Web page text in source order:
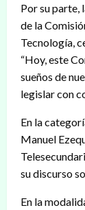
Por su parte,
de la
Tecnología,
“Hoy, este
sueños de
legislar con
En la
Manuel
su discurso
En la